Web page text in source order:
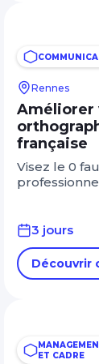
Rennes
Améliorer
française
Visez le 0
3 jours
Découvrir
ET CADRE